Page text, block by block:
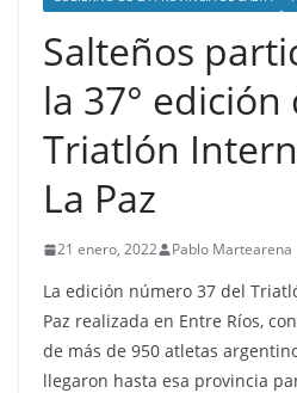
Salteños
la 37° edición
Triatlón
La Paz
21 enero, 2022 Pablo Martearena
La edición número 37 del
Paz realizada en Entre Ríos,
de más de 950 atletas
llegaron hasta esa provincia